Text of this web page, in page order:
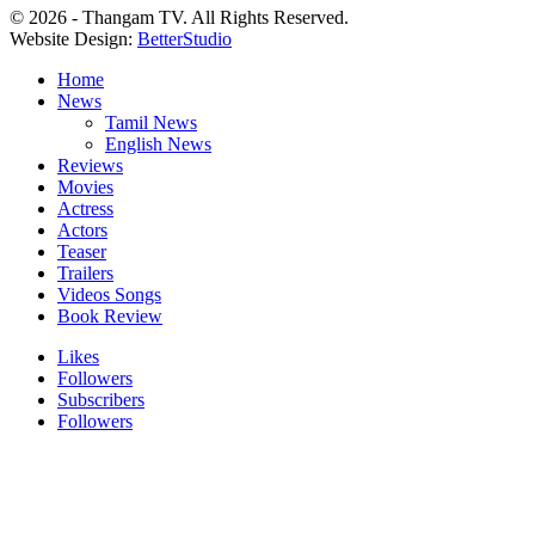
© 2026 - Thangam TV. All Rights Reserved.
Website Design: BetterStudio
Home
News
Tamil News
English News
Reviews
Movies
Actress
Actors
Teaser
Trailers
Videos Songs
Book Review
Likes
Followers
Subscribers
Followers